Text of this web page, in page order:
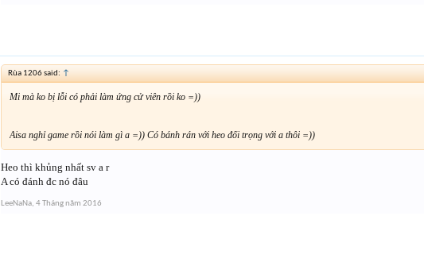
Rùa 1206 said: ↑
Mi mà ko bị lỗi có phải làm ứng cử viên rồi ko =))
Aisa nghỉ game rồi nói làm gì a =)) Có bánh rán với heo đối trọng với a thôi =))
Heo thì khủng nhất sv a r
A có đánh đc nó đâu
LeeNaNa, 4 Tháng năm 2016